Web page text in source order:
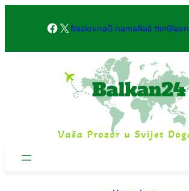
Facebook
X NaslovnaO namaNaš tim